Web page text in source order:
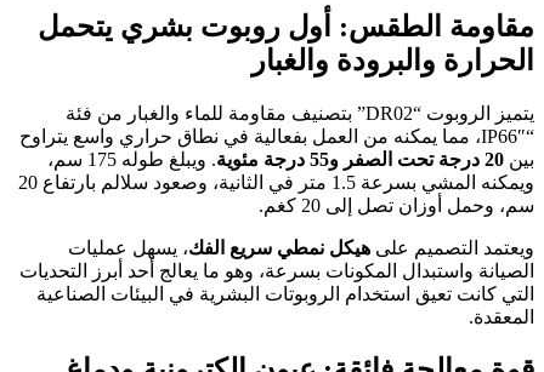
مقاومة الطقس: أول روبوت بشري يتحمل
الحرارة والبرودة والغبار
يتميز الروبوت “DR02” بتصنيف مقاومة للماء والغبار من فئة
“IP66″، مما يمكنه من العمل بفعالية في نطاق حراري واسع يتراوح
بين 20 درجة تحت الصفر و55 درجة مئوية
. ويبلغ طوله 175 سم،
ويمكنه المشي بسرعة 1.5 متر في الثانية، وصعود سلالم بارتفاع 20
سم، وحمل أوزان تصل إلى 20 كغم.
ويعتمد التصميم على هيكل نمطي سريع الفك، يسهل عمليات
الصيانة واستبدال المكونات بسرعة، وهو ما يعالج أحد أبرز التحديات
التي كانت تعيق استخدام الروبوتات البشرية في البيئات الصناعية
المعقدة.